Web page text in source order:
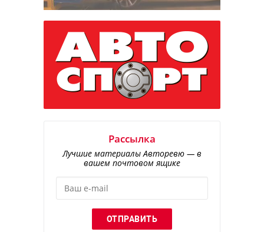
Рассылка
Лучшие материалы Авторевю — в
вашем почтовом ящике